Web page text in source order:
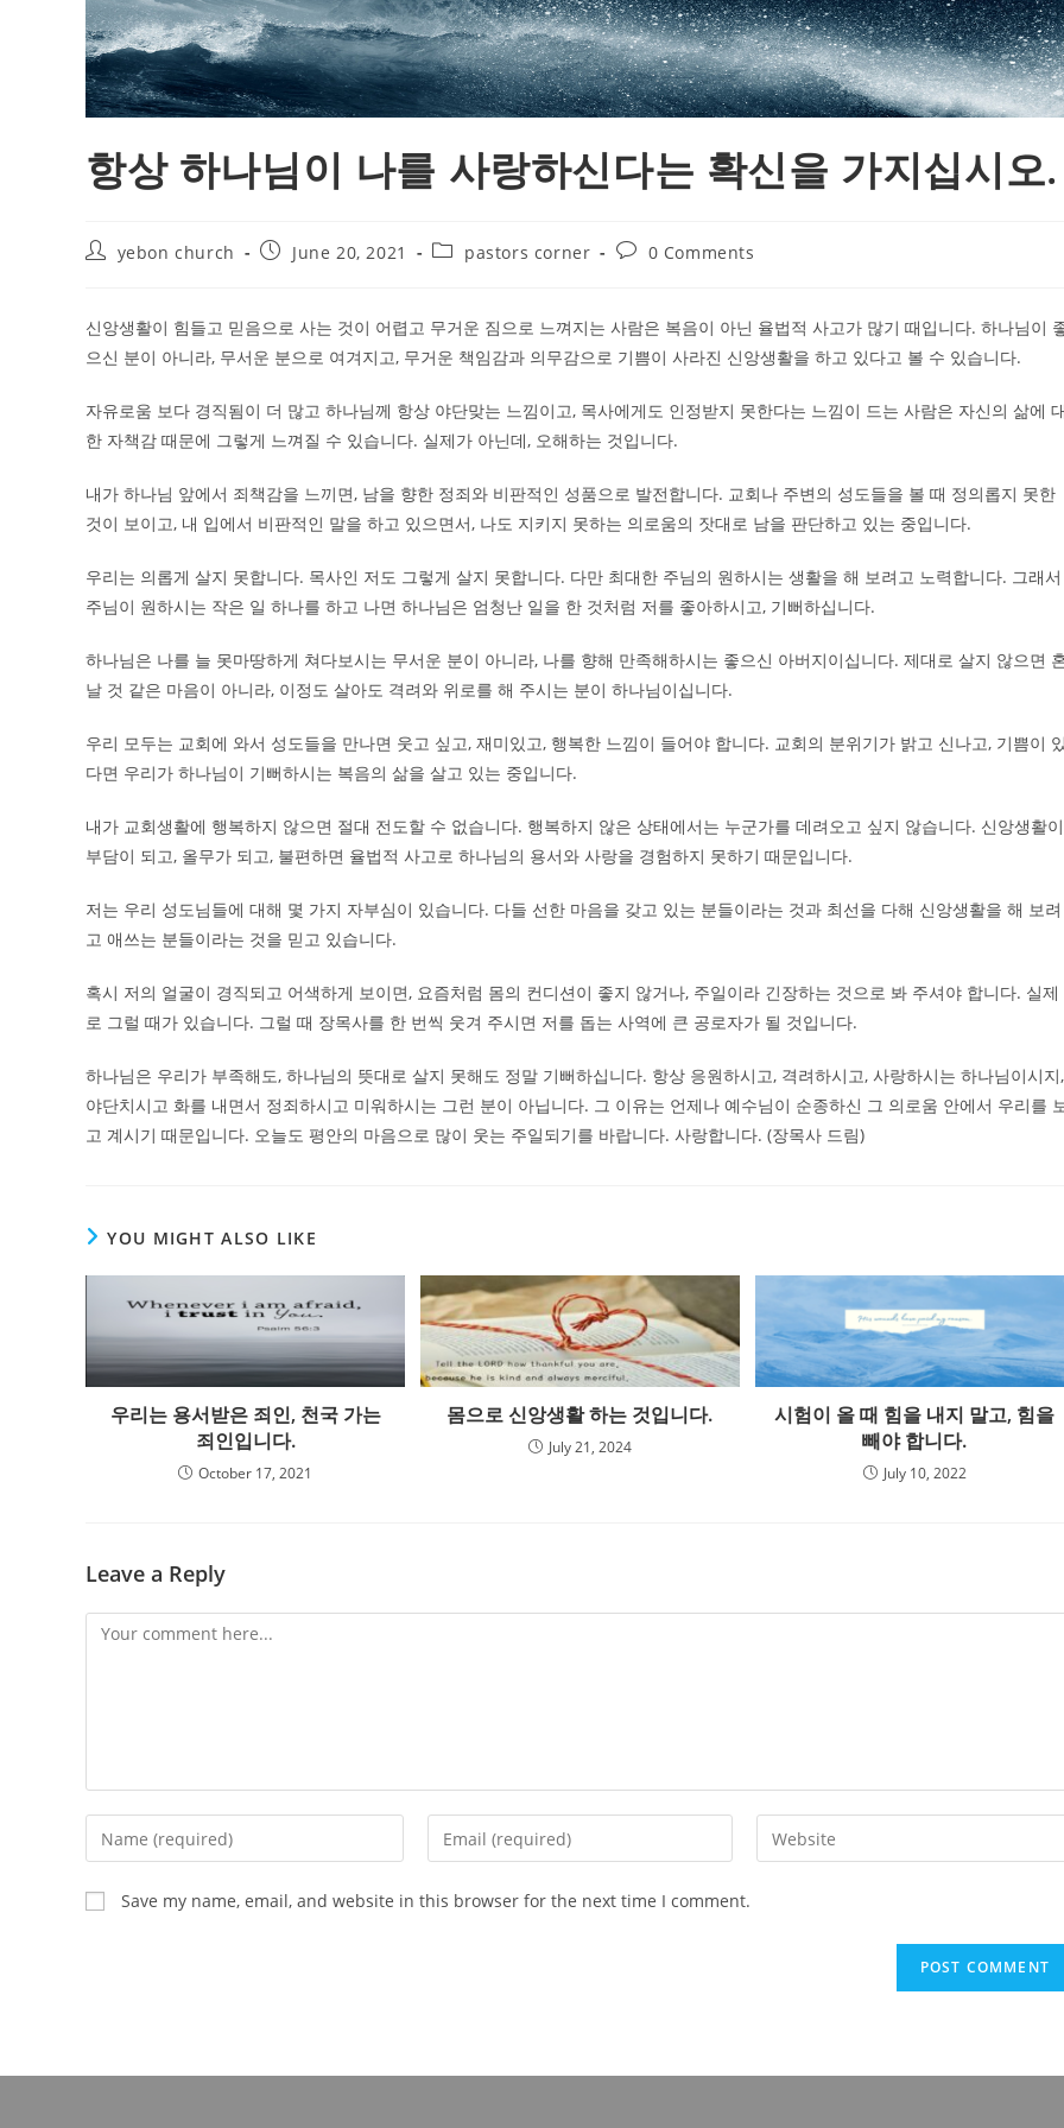
항상 하나님이 나를 사랑하신다는 확신을 가지십시오.
Postyebon church
PostJune 20, 2021
Postpastors corner
Post0 Comments
신앙생활이 힘들고 믿음으로 사는 것이 어렵고 무거운 짐으로 느껴지는 사람은 복음이 아닌 율법적 사고가 많기 때입니다. 하나님이
으신 분이 아니라, 무서운 분으로 여겨지고, 무거운 책임감과 의무감으로 기쁨이 사라진 신앙생활을 하고 있다고 볼 수 있습니다.
자유로움 보다 경직됨이 더 많고 하나님께 항상 야단맞는 느낌이고, 목사에게도 인정받지 못한다는 느낌이 드는 사람은 자신의 삶에
한 자책감 때문에 그렇게 느껴질 수 있습니다. 실제가 아닌데, 오해하는 것입니다.
내가 하나님 앞에서 죄책감을 느끼면, 남을 향한 정죄와 비판적인 성품으로 발전합니다. 교회나 주변의 성도들을 볼 때 정의롭지 못한
것이 보이고, 내 입에서 비판적인 말을 하고 있으면서, 나도 지키지 못하는 의로움의 잣대로 남을 판단하고 있는 중입니다.
우리는 의롭게 살지 못합니다. 목사인 저도 그렇게 살지 못합니다. 다만 최대한 주님의 원하시는 생활을 해 보려고 노력합니다. 그래서
주님이 원하시는 작은 일 하나를 하고 나면 하나님은 엄청난 일을 한 것처럼 저를 좋아하시고, 기뻐하십니다.
하나님은 나를 늘 못마땅하게 쳐다보시는 무서운 분이 아니라, 나를 향해 만족해하시는 좋으신 아버지이십니다. 제대로 살지 않으면
날 것 같은 마음이 아니라, 이정도 살아도 격려와 위로를 해 주시는 분이 하나님이십니다.
우리 모두는 교회에 와서 성도들을 만나면 웃고 싶고, 재미있고, 행복한 느낌이 들어야 합니다. 교회의 분위기가 밝고 신나고, 기쁨이
다면 우리가 하나님이 기뻐하시는 복음의 삶을 살고 있는 중입니다.
내가 교회생활에 행복하지 않으면 절대 전도할 수 없습니다. 행복하지 않은 상태에서는 누군가를 데려오고 싶지 않습니다. 신앙생활이
부담이 되고, 올무가 되고, 불편하면 율법적 사고로 하나님의 용서와 사랑을 경험하지 못하기 때문입니다.
저는 우리 성도님들에 대해 몇 가지 자부심이 있습니다. 다들 선한 마음을 갖고 있는 분들이라는 것과 최선을 다해 신앙생활을 해 보려
고 애쓰는 분들이라는 것을 믿고 있습니다.
혹시 저의 얼굴이 경직되고 어색하게 보이면, 요즘처럼 몸의 컨디션이 좋지 않거나, 주일이라 긴장하는 것으로 봐 주셔야 합니다. 실제
로 그럴 때가 있습니다. 그럴 때 장목사를 한 번씩 웃겨 주시면 저를 돕는 사역에 큰 공로자가 될 것입니다.
하나님은 우리가 부족해도, 하나님의 뜻대로 살지 못해도 정말 기뻐하십니다. 항상 응원하시고, 격려하시고, 사랑하시는 하나님이시지,
야단치시고 화를 내면서 정죄하시고 미워하시는 그런 분이 아닙니다. 그 이유는 언제나 예수님이 순종하신 그 의로움 안에서 우리를
고 계시기 때문입니다. 오늘도 평안의 마음으로 많이 웃는 주일되기를 바랍니다. 사랑합니다. (장목사 드림)
YOU MIGHT ALSO LIKE
우리는 용서받은 죄인, 천국 가는
죄인입니다.
October 17, 2021
몸으로 신앙생활 하는 것입니다.
July 21, 2024
시험이 올 때 힘을 내지 말고, 힘을
빼야 합니다.
July 10, 2022
Leave a Reply
Comment
Enter
your
name
or
Enter
your
Enter
your
Save my name, email, and website in this browser for the next time I comment.